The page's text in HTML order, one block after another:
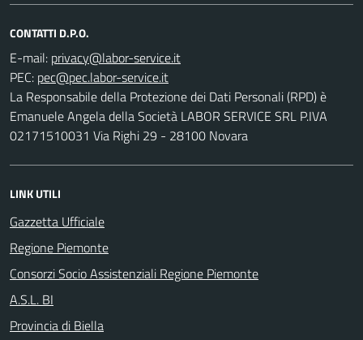
CONTATTI D.P.O.
E-mail:
PEC:
La Responsabile della Protezione dei Dati Personali (RPD) è
Emanuele Angela della Società LABOR SERVICE SRL P.IVA
02171510031 Via Righi 29 - 28100 Novara
LINK UTILI
Gazzetta Ufficiale
Regione Piemonte
Consorzi Socio Assistenziali Regione Piemonte
A.S.L. BI
Provincia di Biella